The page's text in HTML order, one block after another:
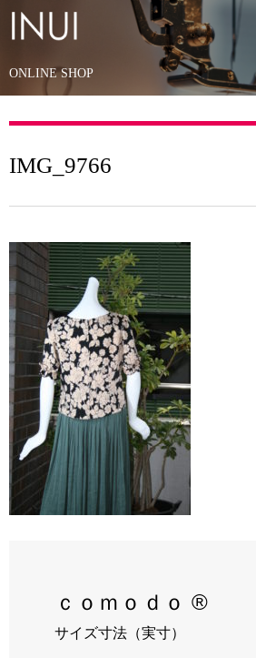
HOME
SERVICES
SHOP
CONTACT
RECRUIT
ONLINE SHOP
IMG_9766
ｃｏｍｏｄｏ ®
サイズ寸法（実寸）